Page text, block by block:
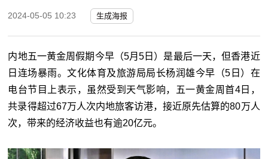
2024-05-05 10:23 生成海报
内地五一黄金周假期今早（5月5日）是最后一天，但香港近
日连场暴雨。文化体育及旅游局局长杨润雄今早（5日）在
电台节目上表示，虽然受到天气影响，五一黄金周首4日，
共录得超过67万人次内地旅客访港，接近原先估算的80万人
次，带来的经济收益也有逾20亿元。